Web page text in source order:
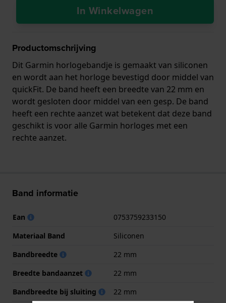
In Winkelwagen
Productomschrijving
Dit Garmin horlogebandje is gemaakt van siliconen
en wordt aan het horloge bevestigd door middel van
quickFit. De band heeft een breedte van 22 mm en
wordt gesloten door middel van een gesp. De band
heeft een rechte aanzet wat betekent dat deze band
geschikt is voor alle Garmin horloges met een
rechte aanzet.
Band informatie
Ean
0753759233150
Materiaal Band
Siliconen
Bandbreedte
22 mm
Breedte bandaanzet
22 mm
Bandbreedte bij sluiting
22 mm